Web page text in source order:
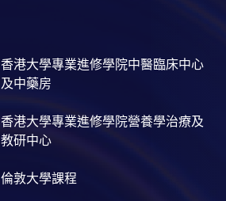
香港大學專業進修學院中醫臨床中心
及中藥房
香港大學專業進修學院營養學治療及
教研中心
倫敦大學課程